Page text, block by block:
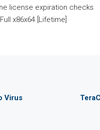
license expiration checks
x86x64 [Lifetime]
Virus